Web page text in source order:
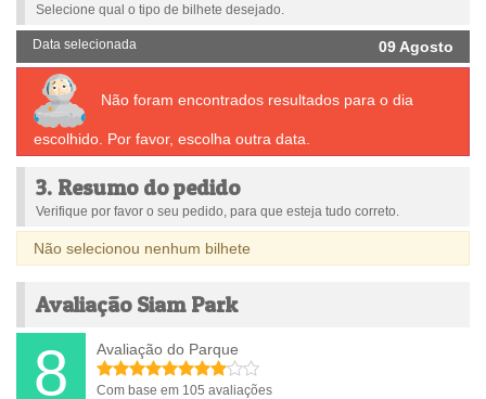
Selecione qual o tipo de bilhete desejado.
Data selecionada 09 Agosto
Não foram encontrados resultados para o dia
escolhido. Por favor, escolha outra data.
3. Resumo do pedido
Verifique por favor o seu pedido, para que esteja tudo correto.
Não selecionou nenhum bilhete
Avaliação Siam Park
8 Avaliação do Parque
Com base em 105 avaliações